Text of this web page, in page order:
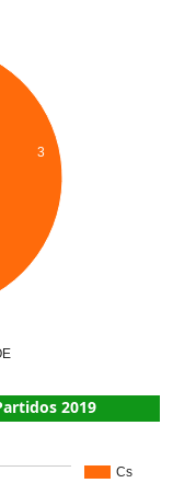
3
2019
Cs